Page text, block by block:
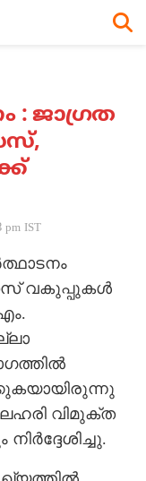
: ജാഗ്രത
pm IST
വകുപ്പുകള്‍
വിമുക്ത